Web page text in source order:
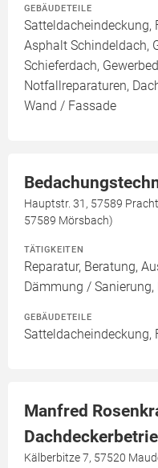
GEBÄUDETEILE
Satteldacheindeckung,
Asphalt Schindeldach,
Schieferdach,
Notfallreparaturen,
Wand / Fassade
Hauptstr. 31, 57589
57589 Mörsbach)
TÄTIGKEITEN
Reparatur, Beratung,
Dämmung /
GEBÄUDETEILE
Satteldacheindeckung,
Manfred
Kälberbitze 7, 57520